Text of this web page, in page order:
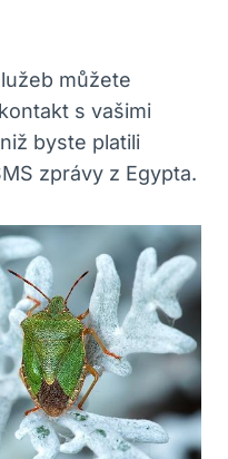
můžete
s vašimi
byste platili
zprávy z Egypta.